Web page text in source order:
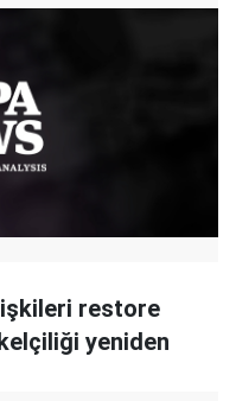
restore
yeniden